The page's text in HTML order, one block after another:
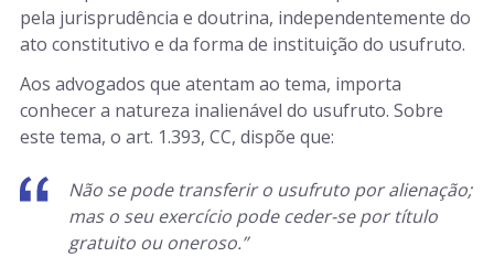
pela jurisprudência e doutrina, independentemente do
ato constitutivo e da forma de instituição do usufruto.
Aos advogados que atentam ao tema, importa
conhecer a natureza inalienável do usufruto. Sobre
este tema, o art. 1.393, CC, dispõe que:
Não se pode transferir o usufruto por alienação;
mas o seu exercício pode ceder-se por título
gratuito ou oneroso.”